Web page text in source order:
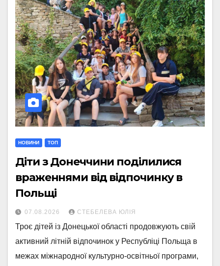
НОВИНИ ТОП
Діти з Донеччини поділилися
враженнями від відпочинку в
Польщі
07.08.2026 СТЕБЕЛЕВА ЮЛІЯ
Троє дітей із Донецької області продовжують свій
активний літній відпочинок у Республіці Польща в
межах міжнародної культурно-освітньої програми,